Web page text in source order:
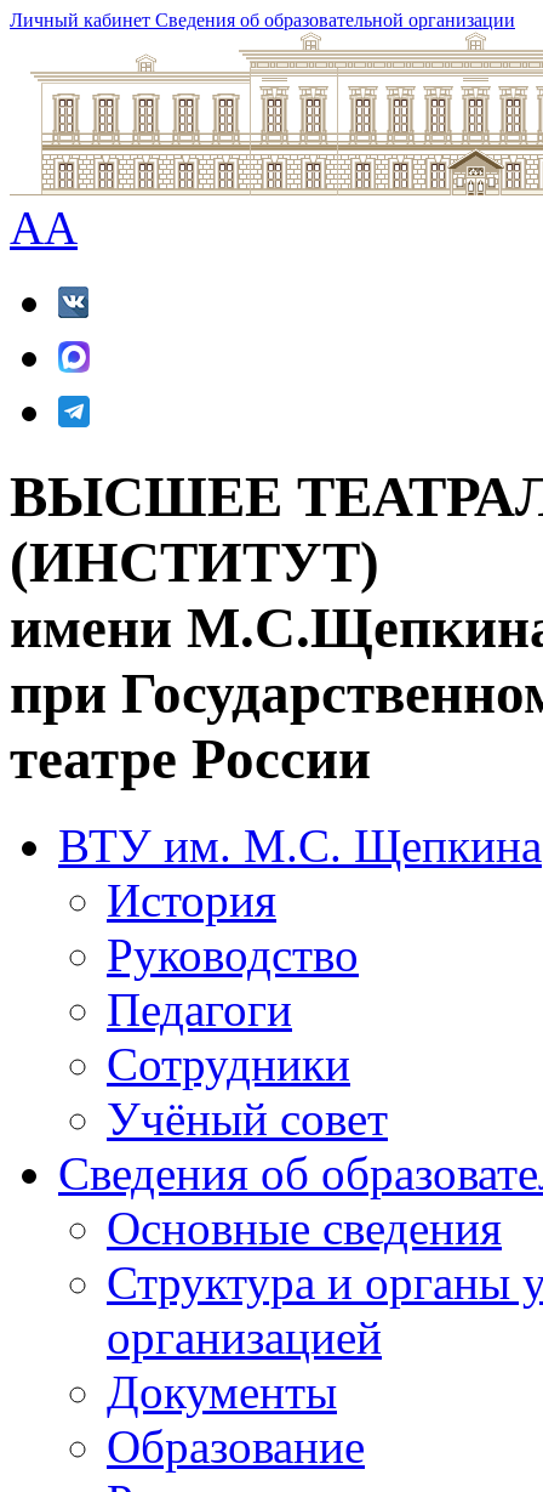
Личный кабинет Сведения об образовательной организации
AA
ВЫСШЕЕ
(ИНСТИТУТ)
имени
при
театре России
ВТУ им. М.С. Щепкина
История
Руководство
Педагоги
Сотрудники
Учёный совет
Сведения об
Основные сведения
Структура и органы
организацией
Документы
Образование